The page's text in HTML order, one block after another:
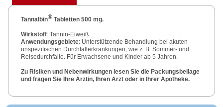
Tannalbin®Tabletten 500 mg.
Wirkstoff: Tannin-Eiweiß.
Anwendungsgebiete: Unterstützende Behandlung bei akuten
unspezifischen Durchfallerkrankungen, wie z. B. Sommer- und
Reisedurchfälle. Für Erwachsene und Kinder ab 5 Jahren.
Zu Risiken und Nebenwirkungen lesen Sie die Packungsbeilage
und fragen Sie Ihre Ärztin, Ihren Arzt oder in Ihrer Apotheke.